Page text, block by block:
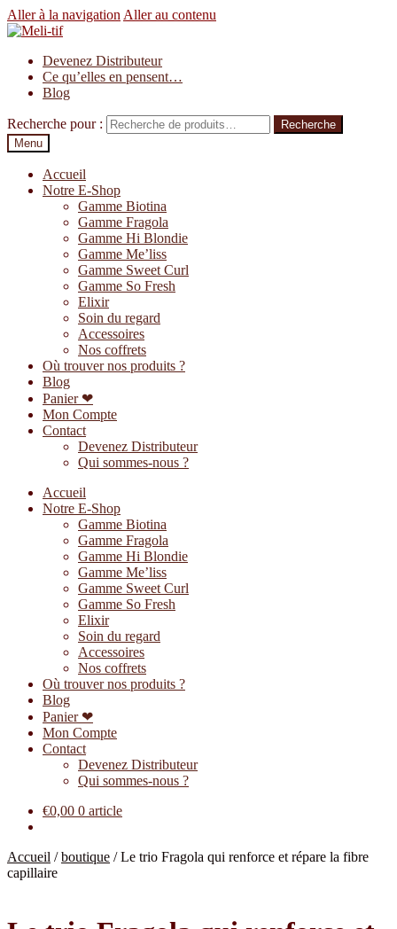
Aller à la navigation Aller au contenu
Devenez Distributeur
Ce qu’elles en pensent…
Blog
Recherche pour :
Recherche
Menu
Accueil
Notre E-Shop
Gamme Biotina
Gamme Fragola
Gamme Hi Blondie
Gamme Me’liss
Gamme Sweet Curl
Gamme So Fresh
Elixir
Soin du regard
Accessoires
Nos coffrets
Où trouver nos produits ?
Blog
Panier ❤
Mon Compte
Contact
Devenez Distributeur
Qui sommes-nous ?
Accueil
Notre E-Shop
Gamme Biotina
Gamme Fragola
Gamme Hi Blondie
Gamme Me’liss
Gamme Sweet Curl
Gamme So Fresh
Elixir
Soin du regard
Accessoires
Nos coffrets
Où trouver nos produits ?
Blog
Panier ❤
Mon Compte
Contact
Devenez Distributeur
Qui sommes-nous ?
€0,00 0 article
Accueil /boutique /Le trio Fragola qui renforce et répare la fibre
capillaire